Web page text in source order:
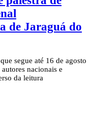
de Jaraguá do
segue até 16 de agosto
nacionais e
da leitura